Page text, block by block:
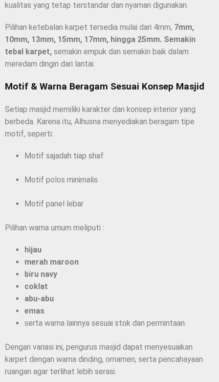
kualitas yang tetap terstandar dan nyaman digunakan.
Pilihan ketebalan karpet tersedia mulai dari 4mm, 7mm,
10mm, 13mm, 15mm, 17mm, hingga 25mm. Semakin
tebal karpet, semakin empuk dan semakin baik dalam
meredam dingin dari lantai.
Motif & Warna Beragam Sesuai Konsep Masjid
Setiap masjid memiliki karakter dan konsep interior yang
berbeda. Karena itu, Alhusna menyediakan beragam tipe
motif, seperti:
Motif sajadah tiap shaf
Motif polos minimalis
Motif panel lebar
Pilihan warna umum meliputi :
hijau
merah maroon
biru navy
coklat
abu-abu
emas
serta warna lainnya sesuai stok dan permintaan.
Dengan variasi ini, pengurus masjid dapat menyesuaikan
karpet dengan warna dinding, ornamen, serta pencahayaan
ruangan agar terlihat lebih serasi.